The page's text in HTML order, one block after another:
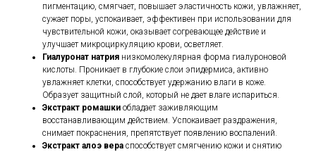
пигментацию, смягчает, повышает эластичность кожи, увлажняет,
сужает поры, успокаивает, эффективен при использовании для
чувствительной кожи, оказывает согревающее действие и
улучшает микроциркуляцию крови, осветляет.
Гиалуронат натрия низкомолекулярная форма гиалуроновой
кислоты. Проникает в глубокие слои эпидермиса, активно
увлажняет клетки, способствует удержанию влаги в коже.
Образует защитный слой, который не дает влаге испариться.
Экстракт ромашки обладает заживляющим
восстанавливающим действием. Успокаивает раздражения,
снимает покраснения, препятствует появлению воспалений.
Экстракт алоэ вера способствует смягчению кожи и снятию